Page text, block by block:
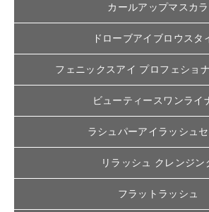
カールアップマスカラ
ドローブアイブロウスタ
フェニックスアイ プロフェショ
ビューティースワンライ
ラシュパーアイラッシュ
リラッシュ クレンジン
フラットラッシュ